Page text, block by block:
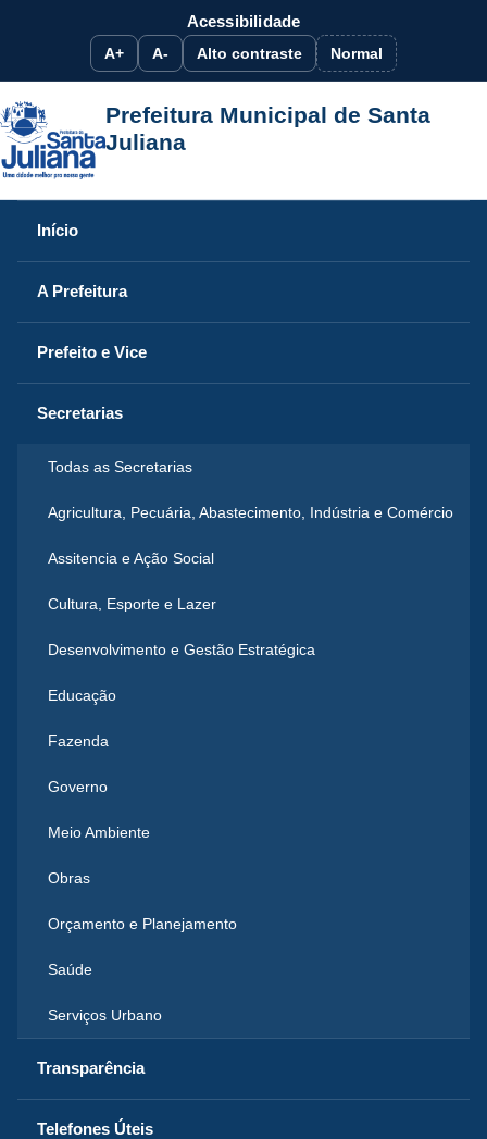
Acessibilidade
A+ A- Alto contraste Normal
Prefeitura Municipal de Santa
Juliana
Início
A Prefeitura
Prefeito e Vice
Secretarias
Todas as Secretarias
Agricultura, Pecuária, Abastecimento, Indústria e Comércio
Assitencia e Ação Social
Cultura, Esporte e Lazer
Desenvolvimento e Gestão Estratégica
Educação
Fazenda
Governo
Meio Ambiente
Obras
Orçamento e Planejamento
Saúde
Serviços Urbano
Transparência
Telefones Úteis